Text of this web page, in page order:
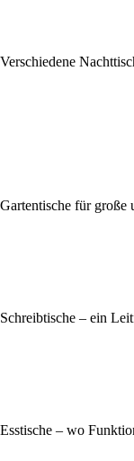
Verschiedene
Gartentische für große
Schreibtische – ein
Esstische – wo